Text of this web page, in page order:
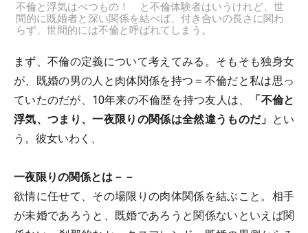
不倫と浮気はべつもの！ と不倫体験者はいうけれど、世
間的に既婚者と深い関係を結べば、付き合いの長さに関わ
らず、世間的には不倫と呼ばれてしまう。
まず、不倫の定義について考えてみる。そもそも独身女
が、既婚の男の人と肉体関係を持つ＝不倫だと私は思っ
ていたのだが、10年来の不倫歴を持つ友人は、
「不倫と
浮気、つまり、一夜限りの関係は全然違うものだ」 とい
う。彼女いわく、
一夜限りの関係とは－－
欲情に任せて、その場限りの肉体関係を結ぶこと。相手
が未婚であろうと、既婚であろうと関係ないといえば関